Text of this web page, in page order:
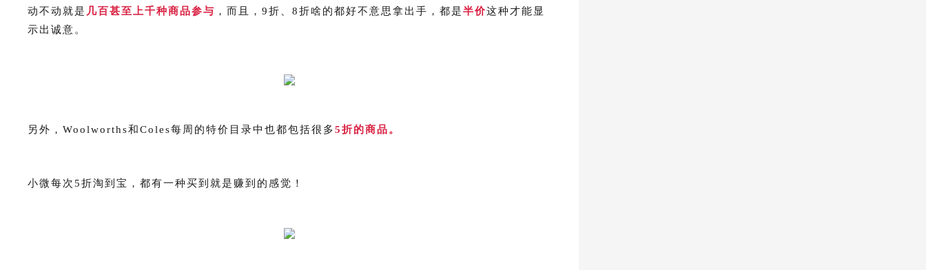
动不动就是 几百甚至上千种商品参与 ，而且，9折、8折啥的都好不意思拿出手，都是半价这种才能显
示出诚意。
另外，Woolworths和Coles每周的特价目录中也都包括很多5折的商品。
小微每次5折淘到宝，都有一种买到就是赚到的感觉！